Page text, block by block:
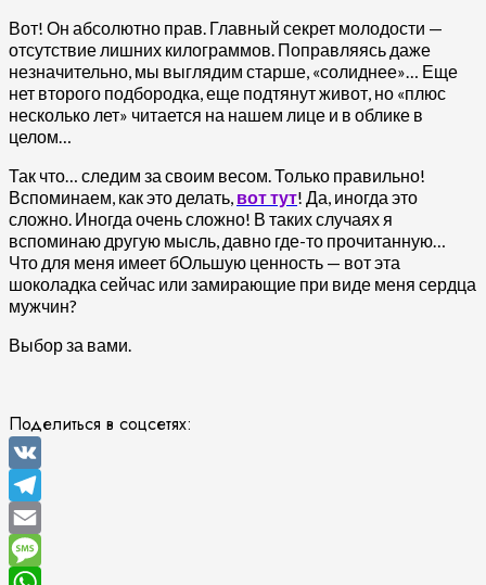
Вот! Он абсолютно прав. Главный секрет молодости —
отсутствие лишних килограммов. Поправляясь даже
незначительно, мы выглядим старше, «солиднее»… Еще
нет второго подбородка, еще подтянут живот, но «плюс
несколько лет» читается на нашем лице и в облике в
целом…
Так что… следим за своим весом. Только правильно!
Вспоминаем, как это делать, вот тут! Да, иногда это
сложно. Иногда очень сложно! В таких случаях я
вспоминаю другую мысль, давно где-то прочитанную…
Что для меня имеет бОльшую ценность — вот эта
шоколадка сейчас или замирающие при виде меня сердца
мужчин?
Выбор за вами.
Поделиться в соцсетях:
VK
Telegram
Email